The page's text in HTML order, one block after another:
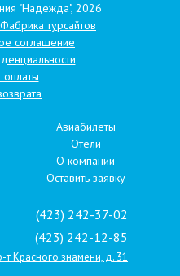
"Надежда", 2026
Фабрика турсайтов
соглашение
Авиабилеты
Отели
О компании
Оставить заявку
(423) 242-37-02
(423) 242-12-85
т Красного знамени, д. 31